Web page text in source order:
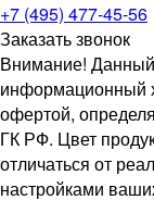
+7 (495) 477-45-56
Заказать звонок
Внимание! Данный
информационный
офертой,
ГК РФ. Цвет
отличаться от
настройками